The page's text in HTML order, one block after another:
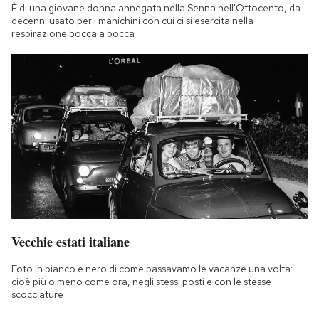
È di una giovane donna annegata nella Senna nell'Ottocento, da
decenni usato per i manichini con cui ci si esercita nella
respirazione bocca a bocca
Vecchie estati italiane
Foto in bianco e nero di come passavamo le vacanze una volta:
cioè più o meno come ora, negli stessi posti e con le stesse
scocciature